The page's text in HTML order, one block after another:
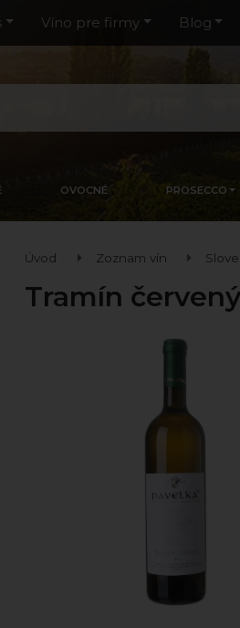
Víno pre firmy Blog
OVOCNÉ PROSECCO
Úvod Zoznam vín
Tramín